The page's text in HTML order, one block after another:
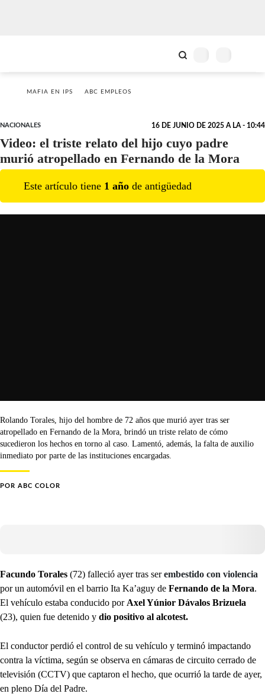
MAFIA EN IPS ABC EMPLEOS
NACIONALES 16 DE JUNIO DE 2025 A LA - 10:44
Video: el triste relato del hijo cuyo padre
murió atropellado en Fernando de la Mora
Este artículo tiene 1 año de antigüedad
Rolando Torales, hijo del hombre de 72 años que murió ayer tras ser
atropellado en Fernando de la Mora, brindó un triste relato de cómo
sucedieron los hechos en torno al caso. Lamentó, además, la falta de auxilio
inmediato por parte de las instituciones encargadas.
POR ABC COLOR
Facundo Torales (72) falleció ayer tras serembestido con violencia
por un automóvil en el barrio Ita Ka’aguy de Fernando de la Mora.
El vehículo estaba conducido por Axel Yúnior Dávalos Brizuela
(23), quien fue detenido y dio positivo al alcotest.
El conductor perdió el control de su vehículo y terminó impactando
contra la víctima, según se observa en cámaras de circuito cerrado de
televisión (CCTV) que captaron el hecho, que ocurrió la tarde de ayer,
en pleno Día del Padre.